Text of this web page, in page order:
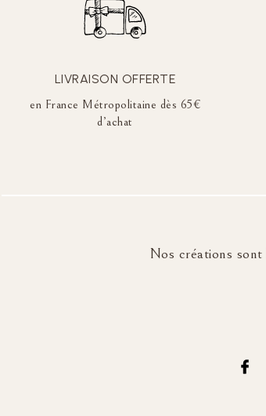
LIVRAISON OFFERTE
en France Métropolitaine dès 65€
d’achat
Nos créations